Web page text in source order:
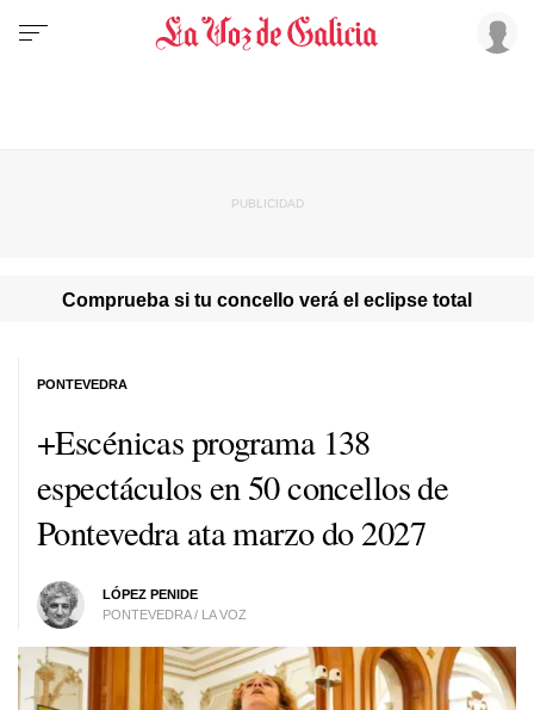
Comprueba si tu concello verá el eclipse total
+Escénicas programa 138
espectáculos en 50 concellos de
Pontevedra ata marzo do 2027
LÓPEZ PENIDE
PONTEVEDRA / LA VOZ
PONTEVEDRA